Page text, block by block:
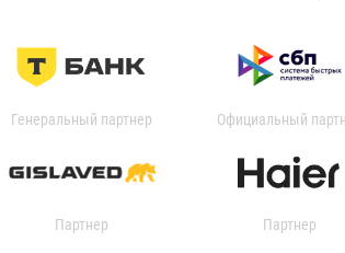
Генеральный партнер Официальный
Партнер Партнер